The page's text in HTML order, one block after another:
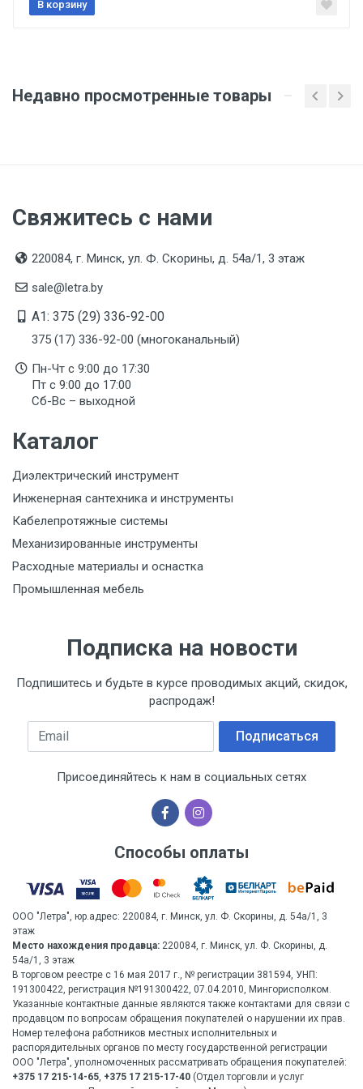
сертификата/декларации соответствия содержатся
в сопроводительной документации к товару и
В корзину
Недавно просмотренные товары
Свяжитесь с нами
220084, г. Минск, ул. Ф. Скорины, д. 54а/1, 3 этаж
sale@letra.by
A1: 375 (29) 336-92-00
375 (17) 336-92-00 (многоканальный)
Пн-Чт с 9:00 до 17:30
Пт с 9:00 до 17:00
Сб-Вс – выходной
Каталог
Диэлектрический инструмент
Инженерная сантехника и инструменты
Кабелепротяжные системы
Механизированные инструменты
Расходные материалы и оснастка
Промышленная мебель
Подписка на новости
Подпишитесь и будьте в курсе проводимых акций, скидок,
распродаж!
Email Подписаться
Присоединяйтесь к нам в социальных сетях
Способы оплаты
ООО "Летра", юр.адрес: 220084, г. Минск, ул. Ф. Скорины, д. 54а/1, 3
этаж
Место нахождения продавца: 220084, г. Минск, ул. Ф. Скорины, д.
54а/1, 3 этаж
В торговом реестре с 16 мая 2017 г., № регистрации 381594, УНП:
191300422, регистрация №191300422, 07.04.2010, Мингорисполком.
Указанные контактные данные являются также контактами для связи с
продавцом по вопросам обращения покупателей о нарушении их прав.
Номер телефона работников местных исполнительных и
распорядительных органов по месту государственной регистрации
ООО "Летра", уполномоченных рассматривать обращения покупателей:
+375 17 215-14-65, +375 17 215-17-40 (Отдел торговли и услуг